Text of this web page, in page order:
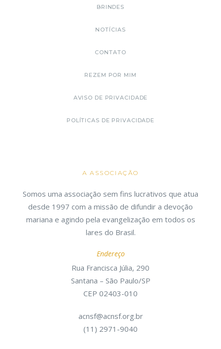
BRINDES
NOTÍCIAS
CONTATO
REZEM POR MIM
AVISO DE PRIVACIDADE
POLÍTICAS DE PRIVACIDADE
A ASSOCIAÇÃO
Somos uma associação sem fins lucrativos que atua
desde 1997 com a missão de difundir a devoção
mariana e agindo pela evangelização em todos os
lares do Brasil.
Endereço
Rua Francisca Júlia, 290
Santana – São Paulo/SP
CEP 02403-010
acnsf@acnsf.org.br
(11) 2971-9040